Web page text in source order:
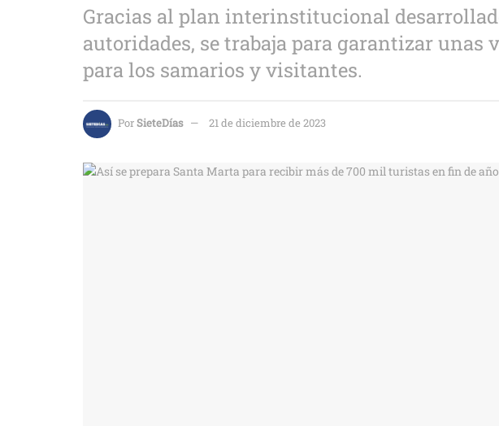
Gracias al plan interinstitucional
autoridades, se trabaja para garantizar unas
para los samarios y visitantes.
PorSieteDías 21 de diciembre de 2023